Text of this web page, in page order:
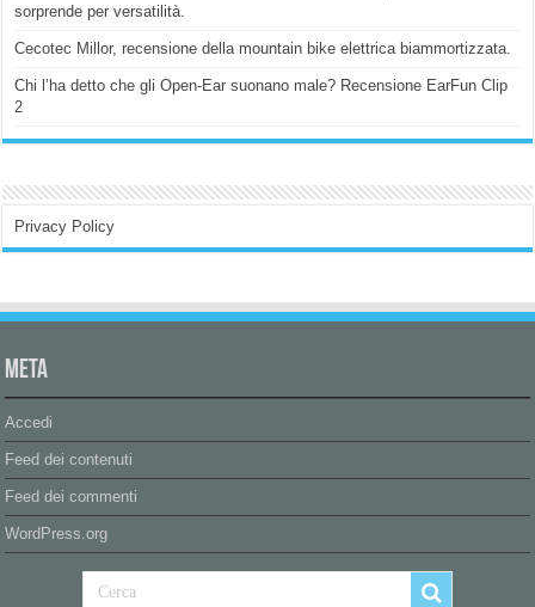
sorprende per versatilità.
Cecotec Millor, recensione della mountain bike elettrica biammortizzata.
Chi l’ha detto che gli Open-Ear suonano male? Recensione EarFun Clip
2
Privacy Policy
Meta
Accedi
Feed dei contenuti
Feed dei commenti
WordPress.org